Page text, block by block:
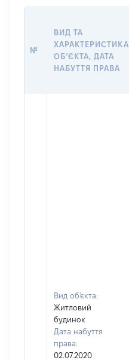
№
ВИД ТА
ХАРАКТЕРИСТИКА
ОБʼЄКТА, ДАТА
НАБУТТЯ ПРАВА
Вид об'єкта:
Житловий
будинок
Дата набуття
права:
02.07.2020